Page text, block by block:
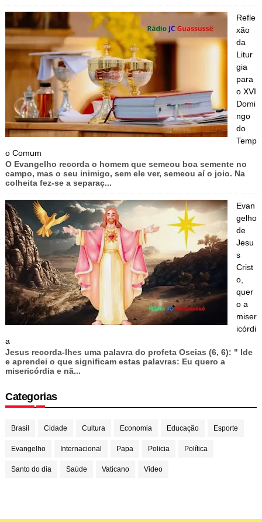
Refle
xão
da
Litur
gia
para
o XVI
Domi
ngo
do
Temp
o Comum
O Evangelho recorda o homem que semeou boa semente no
campo, mas o seu inimigo, sem ele ver, semeou aí o joio. Na
colheita fez-se a separaç...
Evan
gelho
de
Jesu
s
Crist
o,
quer
o a
miser
icórdi
a
Jesus recorda-lhes uma palavra do profeta Oseias (6, 6): " Ide
e aprendei o que significam estas palavras: Eu quero a
misericórdia e nã...
Categorias
Brasil Cidade Cultura Economia Educação Esporte
Evangelho Internacional Papa Policia Política
Santo do dia Saúde Vaticano Video